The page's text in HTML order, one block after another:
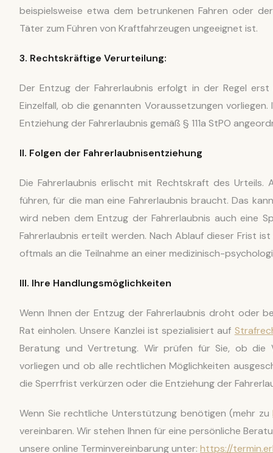
beispielsweise etwa dem betrunkenen Fahren oder
Täter zum Führen von Kraftfahrzeugen ungeeignet ist.
3. Rechtskräftige Verurteilung:
Der Entzug der Fahrerlaubnis erfolgt in der Regel
Einzelfall, ob die genannten Voraussetzungen
Entziehung der Fahrerlaubnis gemäß § 111a StPO
II. Folgen der Fahrerlaubnisentziehung
Die Fahrerlaubnis erlischt mit Rechtskraft des
führen, für die man eine Fahrerlaubnis braucht. Das
wird neben dem Entzug der Fahrerlaubnis auch eine
Fahrerlaubnis erteilt werden. Nach Ablauf dieser Frist
oftmals an die Teilnahme an einer medizinisch-
III. Ihre Handlungsmöglichkeiten
Wenn Ihnen der Entzug der Fahrerlaubnis droht oder
Rat einholen. Unsere Kanzlei ist spezialisiert auf
Beratung und Vertretung. Wir prüfen für Sie, ob die
vorliegen und ob alle rechtlichen Möglichkeiten
die Sperrfrist verkürzen oder die Entziehung der
Wenn Sie rechtliche Unterstützung benötigen (mehr zu
vereinbaren. Wir stehen Ihnen für eine persönliche
unsere online Terminvereinbarung unter: https://